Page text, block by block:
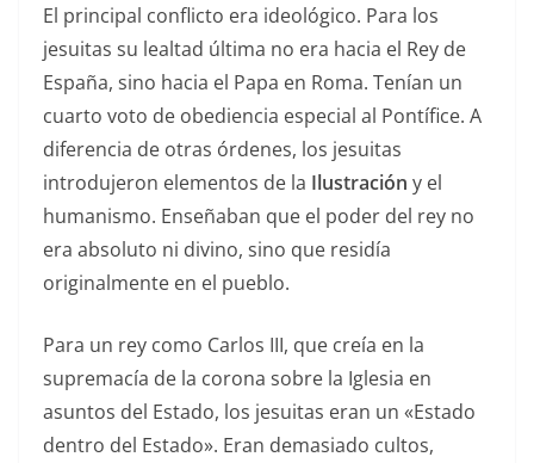
El principal conflicto era ideológico. Para los
jesuitas su lealtad última no era hacia el Rey de
España, sino hacia el Papa en Roma. Tenían un
cuarto voto de obediencia especial al Pontífice. A
diferencia de otras órdenes, los jesuitas
introdujeron elementos de la Ilustración y el
humanismo. Enseñaban que el poder del rey no
era absoluto ni divino, sino que residía
originalmente en el pueblo.
Para un rey como Carlos III, que creía en la
supremacía de la corona sobre la Iglesia en
asuntos del Estado, los jesuitas eran un «Estado
dentro del Estado». Eran demasiado cultos,